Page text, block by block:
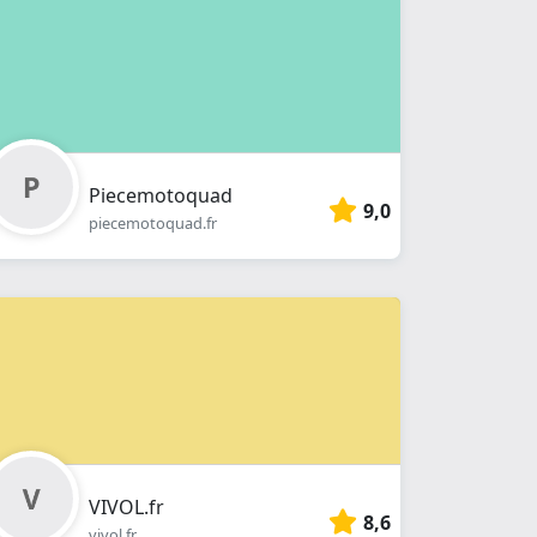
Piecemotoquad
piecemotoquad.fr 9,0
VIVOL.fr
8,6